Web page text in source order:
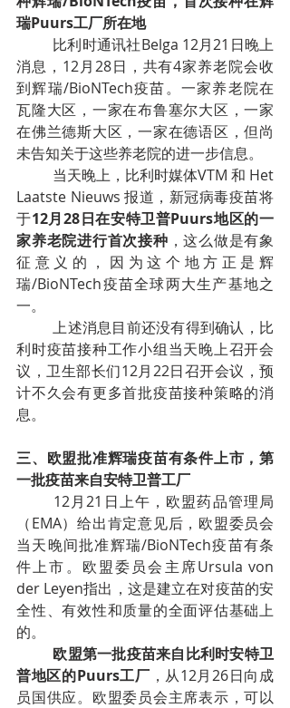
瑞Puurs工厂所在地
比利时通讯社Belga 12月21日晚上
消息，12月28日，共有4家养老院会收
到辉瑞/BioNTech疫苗。一家养老院在
瓦隆大区，一家在布鲁塞尔大区，一家
在佛兰德斯大区，一家在德语区，但尚
未告知关于这些养老院的进一步信息。
当天晚上，比利时媒体VTM 和 Het
Laatste Nieuws 报道，新冠病毒疫苗将
于12月28日在安特卫普Puurs地区的一
家养老院进行首次接种 ，这么做是有象
征意义的，因为这个地方正是辉
瑞/BioNTech疫苗全球两大生产基地之
一。
上述消息目前还没有得到确认，比
利时疫苗接种工作小组当天晚上召开会
议，卫生部长们12月22日召开会议，预
计不久会有更多首批疫苗接种策略的消
息。
三、欧盟批准辉瑞疫苗有条件上市，第
一批疫苗来自安特卫普工厂
12月21日上午，欧盟药品管理局
（EMA）给出肯定意见后，欧盟委员会
当天晚间批准辉瑞/BioNTech疫苗有条
件上市。欧盟委员会主席Ursula von
der Leyen指出，这是建立在对疫苗的安
全性、有效性和质量的全面评估基础上
的。
欧盟第一批疫苗来自比利时安特卫
普地区的Puurs工厂 ，从12月26日向成
员国供应。欧盟委员会主席表示，可以